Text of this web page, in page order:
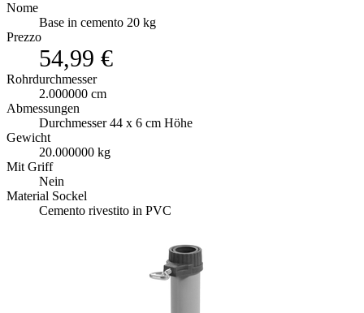
Nome
Base in cemento 20 kg
Prezzo
54,99 €
Rohrdurchmesser
2.000000 cm
Abmessungen
Durchmesser 44 x 6 cm Höhe
Gewicht
20.000000 kg
Mit Griff
Nein
Material Sockel
Cemento rivestito in PVC